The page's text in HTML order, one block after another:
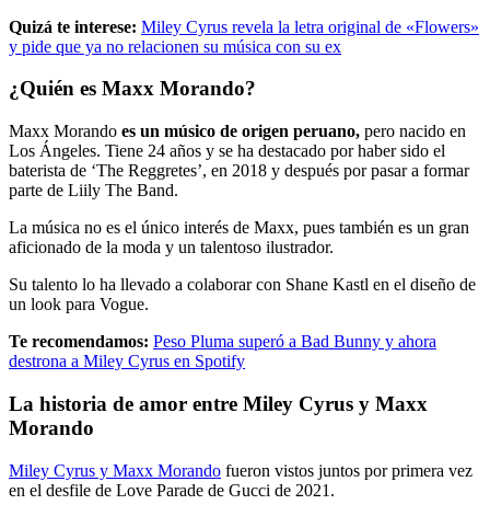
Quizá te interese: Miley Cyrus revela la letra original de «Flowers»
y pide que ya no relacionen su música con su ex
¿Quién es Maxx Morando?
Maxx Morando es un músico de origen peruano, pero nacido en
Los Ángeles. Tiene 24 años y se ha destacado por haber sido el
baterista de ‘The Reggretes’, en 2018 y después por pasar a formar
parte de Liily The Band.
La música no es el único interés de Maxx, pues también es un gran
aficionado de la moda y un talentoso ilustrador.
Su talento lo ha llevado a colaborar con Shane Kastl en el diseño de
un look para Vogue.
Te recomendamos: Peso Pluma superó a Bad Bunny y ahora
destrona a Miley Cyrus en Spotify
La historia de amor entre Miley Cyrus y Maxx
Morando
Miley Cyrus y Maxx Morando fueron vistos juntos por primera vez
en el desfile de Love Parade de Gucci de 2021.